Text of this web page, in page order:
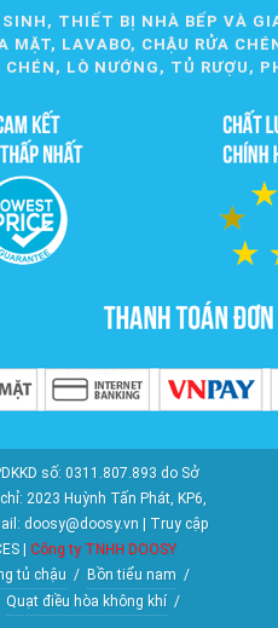
THIẾT BỊ NHÀ BẾP VÀ
MẶT, LAVABO, CHẬU RỬA
CHÉN, LÒ NƯỚNG, TỦ RƯỢU,
số: 0311.807.893 do Sở
2023 Huỳnh Tấn Phát, KP6,
doosy@doosy.vn | Truy cập
| Công ty TNHH DOOSY
tủ chậu / Bồn tiểu nam /
Quạt điều hòa không khí /